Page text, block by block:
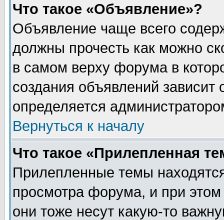
Что такое «Объявление»?
Объявление чаще всего
должны прочесть как можно
в самом верху форума в
создания объявлений зависит
определяется
Вернуться к началу
Что такое «Прилепленная
Прилепленные темы
просмотра форума, и при
они тоже несут какую-то